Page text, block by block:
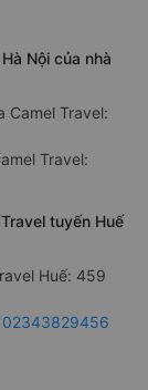
Nội của nhà
Camel Travel:
Travel:
tuyến Huế
Huế: 459
02343829456